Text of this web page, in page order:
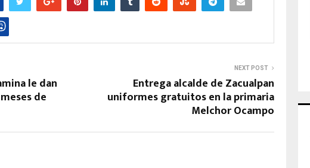
le dan
de
NEXT POST
Entrega alcalde de Zacualpan
uniformes gratuitos en la primaria
Melchor Ocampo